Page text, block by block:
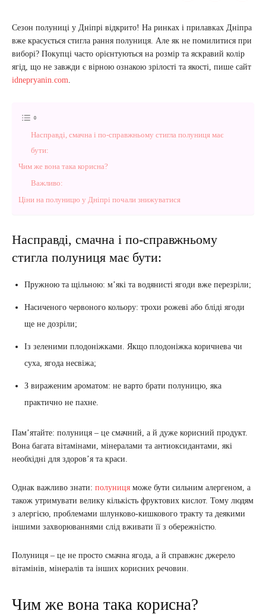
Сезон полуниці у Дніпрі відкрито! На ринках і прилавках Дніпра
вже красується стигла рання полуниця. Але як не помилитися при
виборі? Покупці часто орієнтуються на розмір та яскравий колір
ягід, що не завжди є вірною ознакою зрілості та якості, пише сайт
idnepryanin.com
Насправді, смачна і по-справжньому стигла полуниця має
бути:
Чим же вона така корисна?
Важливо:
Ціни на полуницю у Дніпрі почали знижуватися
Насправді, смачна і по-справжньому
стигла полуниця має бути:
Пружною та щільною: м’які та водянисті ягоди вже перезріли;
Насиченого червоного кольору: трохи рожеві або бліді ягоди
ще не дозріли;
Із зеленими плодоніжками. Якщо плодоніжка коричнева чи
суха, ягода несвіжа;
З вираженим ароматом: не варто брати полуницю, яка
практично не пахне.
Пам’ятайте: полуниця – це смачний, а й дуже корисний продукт.
Вона багата вітамінами, мінералами та антиоксидантами, які
необхідні для здоров’я та краси.
Однак важливо знати: полуниця може бути сильним алергеном, а
також утримувати велику кількість фруктових кислот. Тому людям
з алергією, проблемами шлунково-кишкового тракту та деякими
іншими захворюваннями слід вживати її з обережністю.
Полуниця – це не просто смачна ягода, а й справжнє джерело
вітамінів, мінералів та інших корисних речовин.
Чим же вона така корисна?